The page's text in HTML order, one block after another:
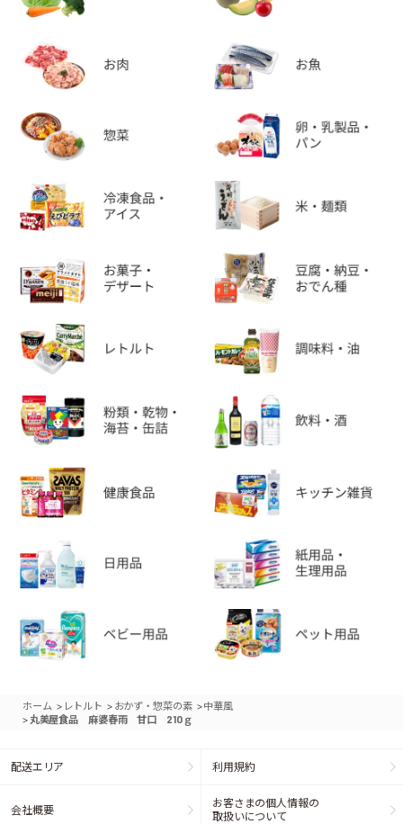
ホーム > レトルト > おかず・惣菜の素 >中華風
> 丸美屋食品 麻婆春雨 甘口 210ｇ
配送エリア 利用規約
会社概要
お客さまの個人情報の
取扱いについて